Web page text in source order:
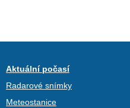
Aktuální počasí
Radarové snímky
Meteostanice